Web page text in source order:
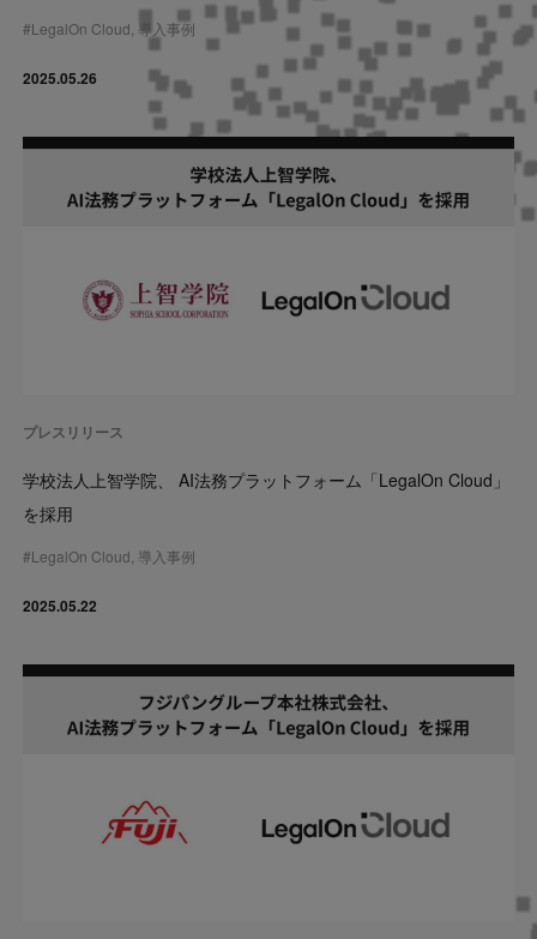
#LegalOn Cloud 導入事例
2025.05.26
プレスリリース
学校法人上智学院、 AI法務プラットフォーム「LegalOn Cloud」
を採用
#LegalOn Cloud 導入事例
2025.05.22